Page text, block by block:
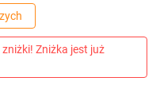
Zniżka jest już